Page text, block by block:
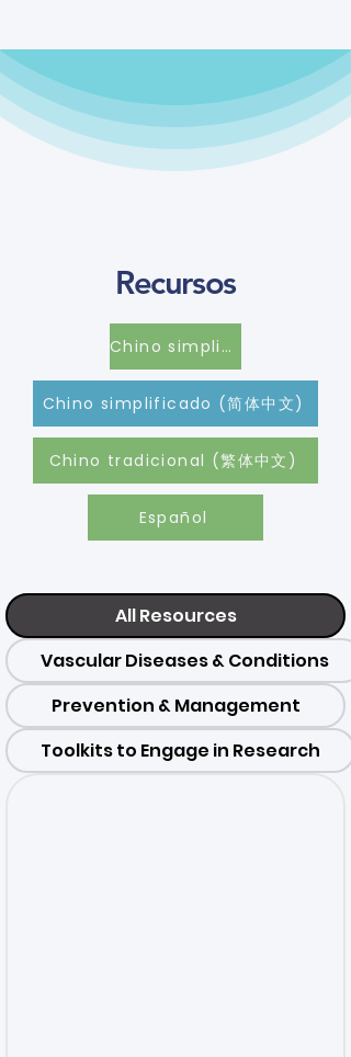
Recursos
Chino simplificado (简体中文)
Chino simplificado (简体中文)
Chino tradicional (繁体中文)
Español
All Resources
Vascular Diseases & Conditions
Prevention & Management
Toolkits to Engage in Research